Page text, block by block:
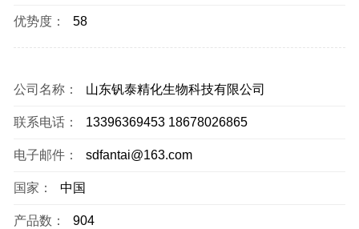
优势度： 58
公司名称： 山东钒泰精化生物科技有限公司
联系电话： 13396369453 18678026865
电子邮件： sdfantai@163.com
国家： 中国
产品数： 904